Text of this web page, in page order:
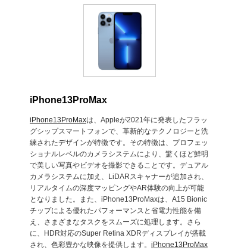
iPhone13ProMax
iPhone13ProMaxは、Appleが2021年に発表したフラッ
グシップスマートフォンで、革新的なテクノロジーと洗
練されたデザインが特徴です。その特徴は、プロフェッ
ショナルレベルのカメラシステムにより、驚くほど鮮明
で美しい写真やビデオを撮影できることです。デュアル
カメラシステムに加え、LiDARスキャナーが追加され、
リアルタイムの深度マッピングやAR体験の向上が可能
となりました。また、iPhone13ProMaxは、A15 Bionic
チップによる優れたパフォーマンスと省電力性能を備
え、さまざまなタスクをスムーズに処理します。さら
に、HDR対応のSuper Retina XDRディスプレイが搭載
され、色彩豊かな映像を提供します。 iPhone13ProMax